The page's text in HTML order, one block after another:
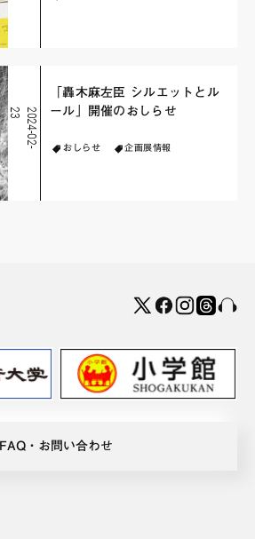
2
0
2
4
-
0
2
-
2
3
「轟木麻左臣 シルエットとル
ール」開催のおしらせ
おしらせ 企画展情報
FAQ・お問い合わせ